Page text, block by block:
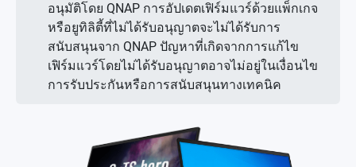
อนุมัติโดย QNAP การอัปเดตเฟิร์มแวร์ด้วยแพ็กเกจ
หรือยูทิลิตี้ที่ไม่ได้รับอนุญาตจะไม่ได้รับการ
สนับสนุนจาก QNAP ปัญหาที่เกิดจากการแก้ไข
เฟิร์มแวร์โดยไม่ได้รับอนุญาตอาจไม่อยู่ในเงื่อนไข
การรับประกันหรือการสนับสนุนทางเทคนิค